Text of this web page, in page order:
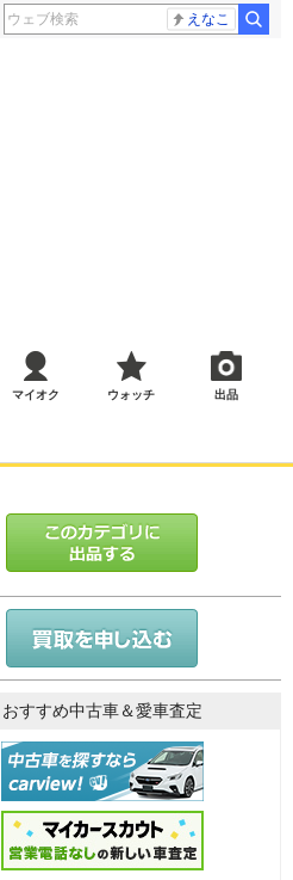
えなこ
マイオク ウォッチ 出品
11
thirtytwo
サーティーツー
12
inhabitant
インハビタント
おすすめ中古車＆愛車査定